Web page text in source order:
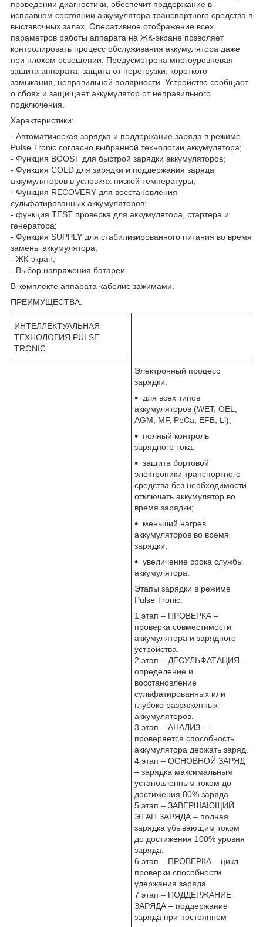
проведении диагностики, обеспечит поддержание в
исправном состоянии аккумулятора транспортного средства в
выставочных залах. Оперативное отображение всех
параметров работы аппарата на ЖК-экране позволяет
контролировать процесс обслуживания аккумулятора даже
при плохом освещении. Предусмотрена многоуровневая
защита аппарата: защита от перегрузки, короткого
замыкания, неправильной полярности. Устройство сообщает
о сбоях и защищает аккумулятор от неправильного
подключения.
Характеристики:
- Автоматическая зарядка и поддержание заряда в режиме
Pulse Tronic согласно выбранной технологии аккумулятора;
- Функция BOOST для быстрой зарядки аккумуляторов;
- Функция COLD для зарядки и поддержания заряда
аккумуляторов в условиях низкой температуры;
- Функция RECOVERY для восстановления
сульфатированных аккумуляторов;
- функция TEST проверка для аккумулятора, стартера и
генератора;
- Функция SUPPLY для стабилизированного питания во время
замены аккумулятора;
- ЖК-экран;
- Выбор напряжения батареи.
В комплекте аппарата кабелис зажимами.
ПРЕИМУЩЕСТВА:
ИНТЕЛЛЕКТУАЛЬНАЯ
ТЕХНОЛОГИЯ PULSE
TRONIC
Электронный процесс
зарядки:
для всех типов
аккумуляторов (WET, GEL,
AGM, MF, PbCa, EFB, Li);
полный контроль
зарядного тока;
защита бортовой
электроники транспортного
средства без необходимости
отключать аккумулятор во
время зарядки;
меньший нагрев
аккумуляторов во время
зарядки;
увеличение срока службы
аккумулятора.
Этапы зарядки в режиме
Pulse Tronic:
1 этап – ПРОВЕРКА –
проверка совместимости
аккумулятора и зарядного
устройства.
2 этап – ДЕСУЛЬФАТАЦИЯ –
определение и
восстановление
сульфатированных или
глубоко разряженных
аккумуляторов.
3 этап – АНАЛИЗ –
проверяется способность
аккумулятора держать заряд.
4 этап – ОСНОВНОЙ ЗАРЯД
– зарядка максимальным
установленным током до
достижения 80% заряда.
5 этап – ЗАВЕРШАЮЩИЙ
ЭТАП ЗАРЯДА – полная
зарядка убывающим током
до достижения 100% уровня
заряда.
6 этап – ПРОВЕРКА – цикл
проверки способности
удержания заряда.
7 этап – ПОДДЕРЖАНИЕ
ЗАРЯДА – поддержание
заряда при постоянном